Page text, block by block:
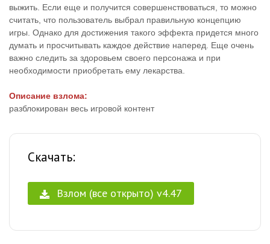
выжить. Если еще и получится совершенствоваться, то можно
считать, что пользователь выбрал правильную концепцию
игры. Однако для достижения такого эффекта придется много
думать и просчитывать каждое действие наперед. Еще очень
важно следить за здоровьем своего персонажа и при
необходимости приобретать ему лекарства.
Описание взлома:
разблокирован весь игровой контент
Скачать:
Взлом (все открыто) v4.47